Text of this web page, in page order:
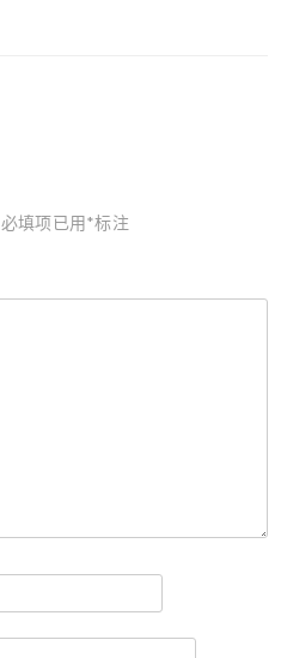
必填项已用*标注